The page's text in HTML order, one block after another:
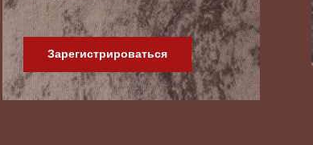
Зарегистрироваться